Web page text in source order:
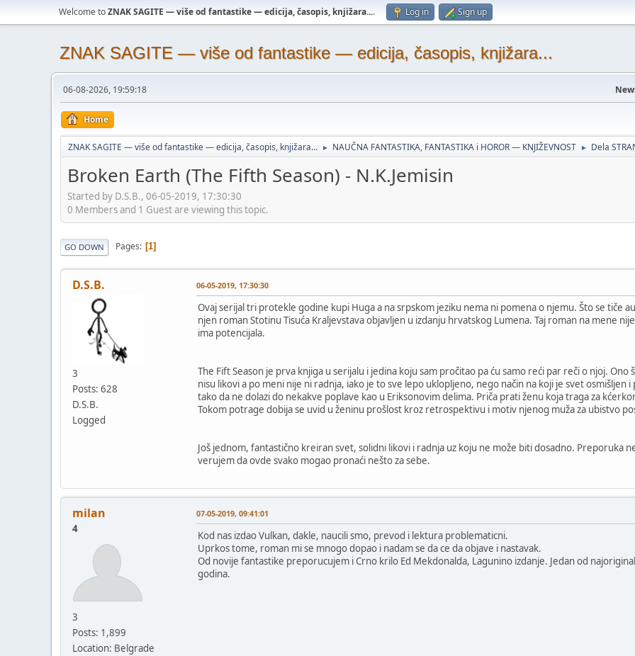
Welcome toZNAK SAGITE — više od fantastike — edicija, časopis, knjižara.... Log in Sign up
ZNAK SAGITE — više od fantastike — edicija, časopis, knjižara...
06-08-2026, 19:59:18
Home
ZNAK SAGITE — više od fantastike — edicija, časopis, knjižara... ► NAUČNA FANTASTIKA, FANTASTIKA i HOROR — KNJIŽEVNOST ► Dela
Broken Earth (The Fifth Season) - N.K.Jemisin
Started by D.S.B., 06-05-2019, 17:30:30
0 Members and 1 Guest are viewing this topic.
GO DOWN Pages 1
D.S.B.
3
Posts: 628
D.S.B.
Logged
06-05-2019, 17:30:30
Ovaj serijal tri protekle godine kupi Huga a na srpskom jeziku nema ni pomena o njemu. Što se tiče
njen roman Stotinu Tisuća Kraljevstava objavljen u izdanju hrvatskog Lumena. Taj roman na mene
ima potencijala.
The Fift Season je prva knjiga u serijalu i jedina koju sam pročitao pa ću samo reći par reči o njoj.
nisu likovi a po meni nije ni radnja, iako je to sve lepo uklopljeno, nego način na koji je svet
tako da ne dolazi do nekakve poplave kao u Eriksonovim delima. Priča prati ženu koja traga za
Tokom potrage dobija se uvid u ženinu prošlost kroz retrospektivu i motiv njenog muža za ubistvo
Još jednom, fantastično kreiran svet, solidni likovi i radnja uz koju ne može biti dosadno. Preporuka
verujem da ovde svako mogao pronaći nešto za sebe.
milan
4
3
Posts: 1,899
Location: Belgrade
07-05-2019, 09:41:01
Kod nas izdao Vulkan, dakle, naucili smo, prevod i lektura problematicni.
Uprkos tome, roman mi se mnogo dopao i nadam se da ce da objave i nastavak.
Od novije fantastike preporucujem i Crno krilo Ed Mekdonalda, Lagunino izdanje. Jedan od
godina.